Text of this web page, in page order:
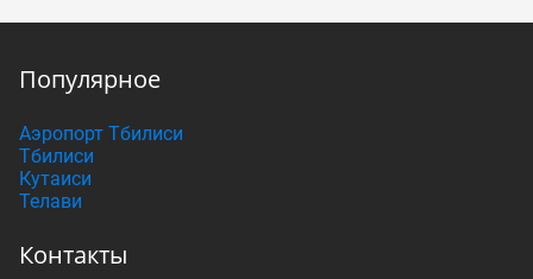
Популярное
Аэропорт Тбилиси
Тбилиси
Кутаиси
Телави
Контакты